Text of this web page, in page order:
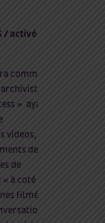
/ activée
comme
» ayant
ces
de
de
à coté »
filmées